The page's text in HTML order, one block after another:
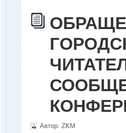
Автор: ZKM